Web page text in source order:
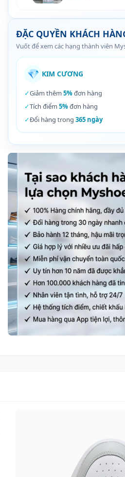
ĐẶC QUYỀN KHÁCH
Vuốt để xem các hạng thành viên
💎 KIM CƯƠNG
✓Giảm thêm 5%đơn hàng
✓Tích điểm 5%đơn hàng
✓Đổi hàng trong 365 ngày